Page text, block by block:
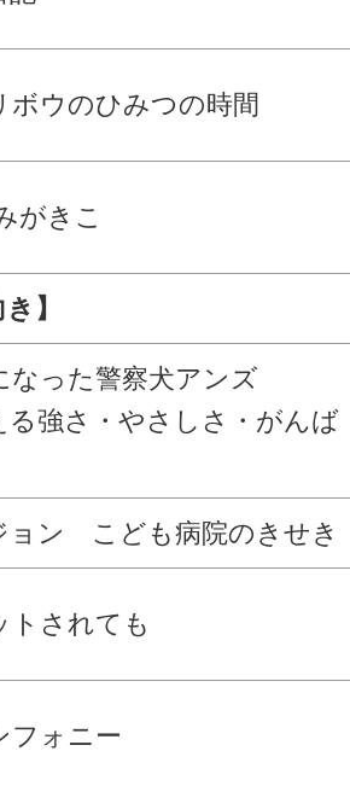
ボウのひみつの時間
がきこ
】
なった警察犬アンズ
る強さ・やさしさ・がんば
ョン こども病院のきせき
トされても
フォニー